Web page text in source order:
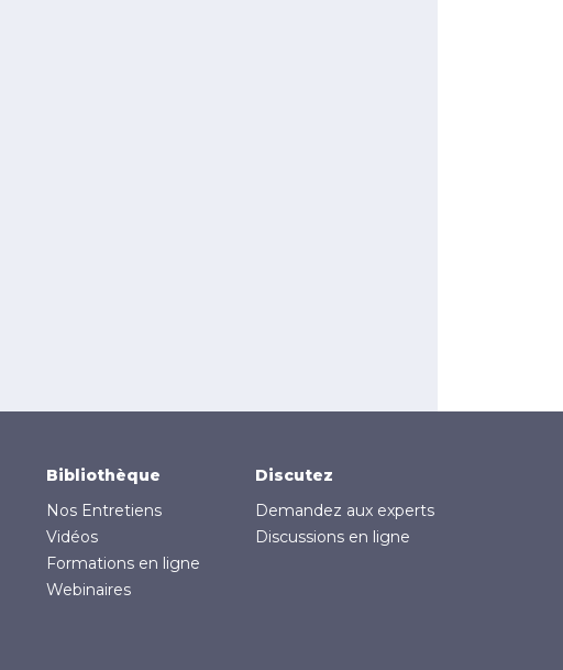
Bibliothèque
Nos Entretiens
Vidéos
Formations en ligne
Webinaires
Discutez
Demandez aux experts
Discussions en ligne